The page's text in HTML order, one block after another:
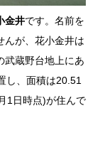
金井です。名前を
んが、花小金井は
武蔵野台地上にあ
し、面積は20.51
1日時点)が住んで